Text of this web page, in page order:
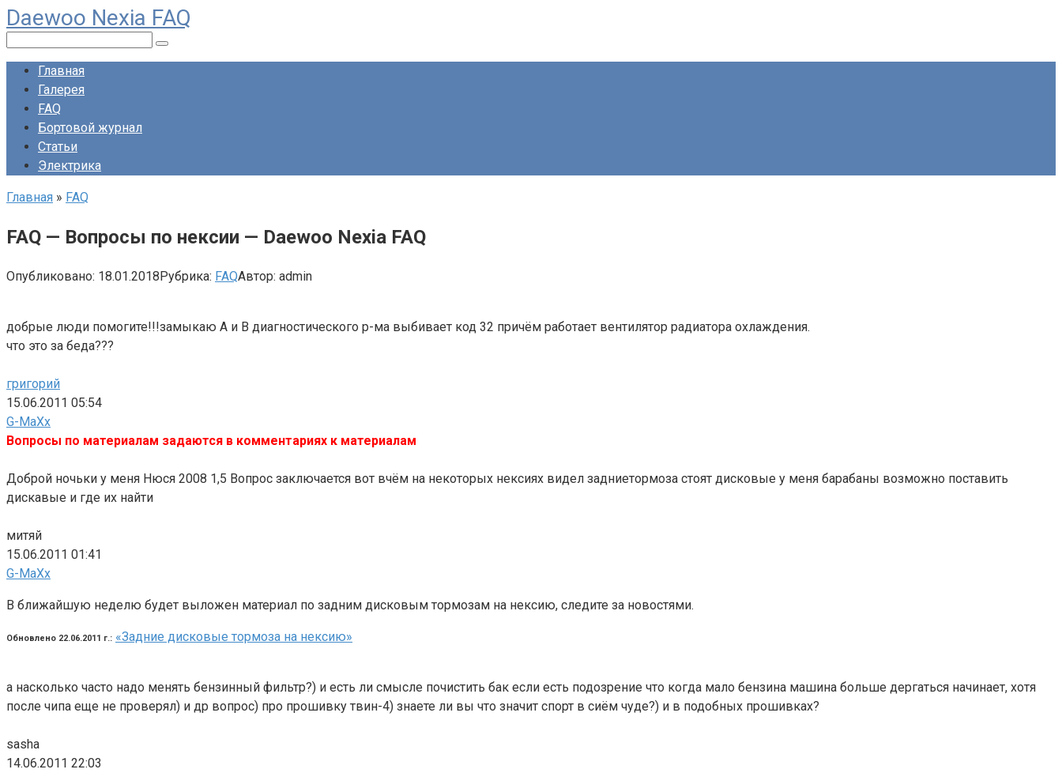
Перейти
к
контенту
Daewoo Nexia FAQ
Главная
Галерея
FAQ
Бортовой журнал
Статьи
Электрика
Главная » FAQ
FAQ — Вопросы по нексии — Daewoo Nexia FAQ
Опубликовано: 18.01.2018Рубрика: FAQАвтор: admin
добрые люди помогите!!!замыкаю А и В диагностического р-ма выбивает код 32 причём работает вентилятор радиатора охлаждения.
что это за беда???
григорий
15.06.2011 05:54
G-MaXx
Вопросы по материалам задаются в комментариях к материалам
Доброй ночьки у меня Нюся 2008 1,5 Вопрос заключается вот вчём на некоторых нексиях видел задниетормоза стоят дисковые у меня барабаны возможно поставить
дискавые и где их найти
митяй
15.06.2011 01:41
G-MaXx
В ближайшую неделю будет выложен материал по задним дисковым тормозам на нексию, следите за новостями.
Обновлено 22.06.2011 г.: «Задние дисковые тормоза на нексию»
а насколько часто надо менять бензинный фильтр?) и есть ли смысле почистить бак если есть подозрение что когда мало бензина машина больше дергаться начинает, хотя
после чипа еще не проверял) и др вопрос) про прошивку твин-4) знаете ли вы что значит спорт в сиём чуде?) и в подобных прошивках?
sasha
14.06.2011 22:03